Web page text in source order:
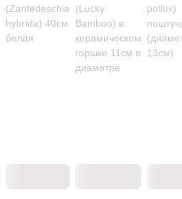
(Zantedeschia
hybrida) 40см
белая
(Lucky
Bamboo) в
керамическом
горшке 11см в
диаметре
pollux)
13см)